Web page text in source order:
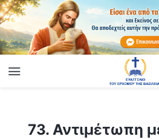
73. Αντιμέτωπη με μια ψευδή
73. Αντιμέτωπη